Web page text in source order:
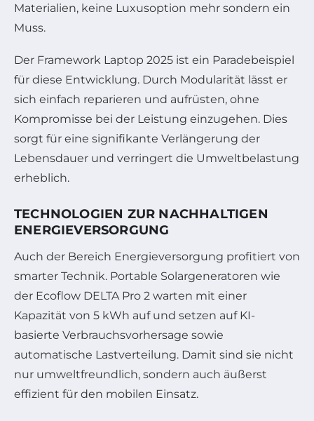
Materialien, keine Luxusoption mehr sondern ein
Muss.
Der Framework Laptop 2025 ist ein Paradebeispiel
für diese Entwicklung. Durch Modularität lässt er
sich einfach reparieren und aufrüsten, ohne
Kompromisse bei der Leistung einzugehen. Dies
sorgt für eine signifikante Verlängerung der
Lebensdauer und verringert die Umweltbelastung
erheblich.
TECHNOLOGIEN ZUR NACHHALTIGEN
ENERGIEVERSORGUNG
Auch der Bereich Energieversorgung profitiert von
smarter Technik. Portable Solargeneratoren wie
der Ecoflow DELTA Pro 2 warten mit einer
Kapazität von 5 kWh auf und setzen auf KI-
basierte Verbrauchsvorhersage sowie
automatische Lastverteilung. Damit sind sie nicht
nur umweltfreundlich, sondern auch äußerst
effizient für den mobilen Einsatz.